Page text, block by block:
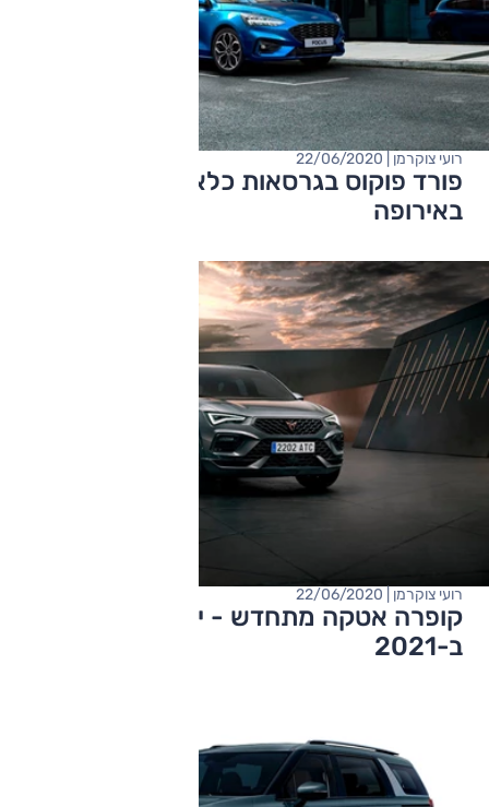
פורד פוקוס בגרסאות כלאיים - בינתיים רק
באירופה
רועי צוקרמן | 22/06/2020
קופרה אטקה מתחדש - יגיע לישראל
ב-2021
רועי צוקרמן | 22/06/2020